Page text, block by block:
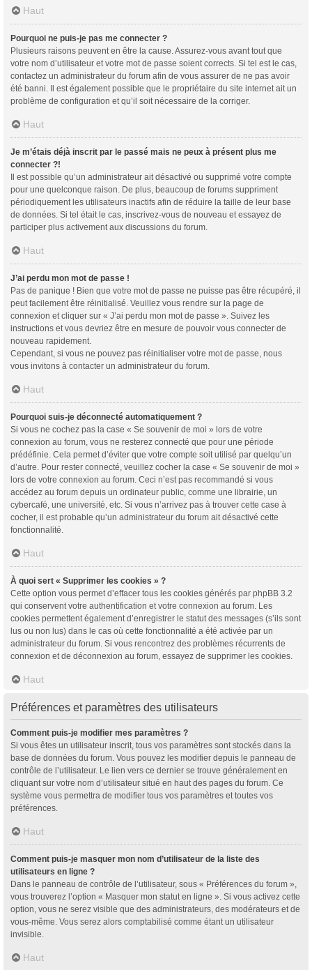
Haut
Pourquoi ne puis-je pas me connecter ?
Plusieurs raisons peuvent en être la cause. Assurez-vous avant tout que
votre nom d’utilisateur et votre mot de passe soient corrects. Si tel est le cas,
contactez un administrateur du forum afin de vous assurer de ne pas avoir
été banni. Il est également possible que le propriétaire du site internet ait un
problème de configuration et qu’il soit nécessaire de la corriger.
Haut
Je m’étais déjà inscrit par le passé mais ne peux à présent plus me
connecter ?!
Il est possible qu’un administrateur ait désactivé ou supprimé votre compte
pour une quelconque raison. De plus, beaucoup de forums suppriment
périodiquement les utilisateurs inactifs afin de réduire la taille de leur base
de données. Si tel était le cas, inscrivez-vous de nouveau et essayez de
participer plus activement aux discussions du forum.
Haut
J’ai perdu mon mot de passe !
Pas de panique ! Bien que votre mot de passe ne puisse pas être récupéré, il
peut facilement être réinitialisé. Veuillez vous rendre sur la page de
connexion et cliquer sur « J’ai perdu mon mot de passe ». Suivez les
instructions et vous devriez être en mesure de pouvoir vous connecter de
nouveau rapidement.
Cependant, si vous ne pouvez pas réinitialiser votre mot de passe, nous
vous invitons à contacter un administrateur du forum.
Haut
Pourquoi suis-je déconnecté automatiquement ?
Si vous ne cochez pas la case « Se souvenir de moi » lors de votre
connexion au forum, vous ne resterez connecté que pour une période
prédéfinie. Cela permet d’éviter que votre compte soit utilisé par quelqu’un
d’autre. Pour rester connecté, veuillez cocher la case « Se souvenir de moi »
lors de votre connexion au forum. Ceci n’est pas recommandé si vous
accédez au forum depuis un ordinateur public, comme une librairie, un
cybercafé, une université, etc. Si vous n’arrivez pas à trouver cette case à
cocher, il est probable qu’un administrateur du forum ait désactivé cette
fonctionnalité.
Haut
À quoi sert « Supprimer les cookies » ?
Cette option vous permet d’effacer tous les cookies générés par phpBB 3.2
qui conservent votre authentification et votre connexion au forum. Les
cookies permettent également d’enregistrer le statut des messages (s’ils sont
lus ou non lus) dans le cas où cette fonctionnalité a été activée par un
administrateur du forum. Si vous rencontrez des problèmes récurrents de
connexion et de déconnexion au forum, essayez de supprimer les cookies.
Haut
Préférences et paramètres des utilisateurs
Comment puis-je modifier mes paramètres ?
Si vous êtes un utilisateur inscrit, tous vos paramètres sont stockés dans la
base de données du forum. Vous pouvez les modifier depuis le panneau de
contrôle de l’utilisateur. Le lien vers ce dernier se trouve généralement en
cliquant sur votre nom d’utilisateur situé en haut des pages du forum. Ce
système vous permettra de modifier tous vos paramètres et toutes vos
préférences.
Haut
Comment puis-je masquer mon nom d’utilisateur de la liste des
utilisateurs en ligne ?
Dans le panneau de contrôle de l’utilisateur, sous « Préférences du forum »,
vous trouverez l’option « Masquer mon statut en ligne ». Si vous activez cette
option, vous ne serez visible que des administrateurs, des modérateurs et de
vous-même. Vous serez alors comptabilisé comme étant un utilisateur
invisible.
Haut